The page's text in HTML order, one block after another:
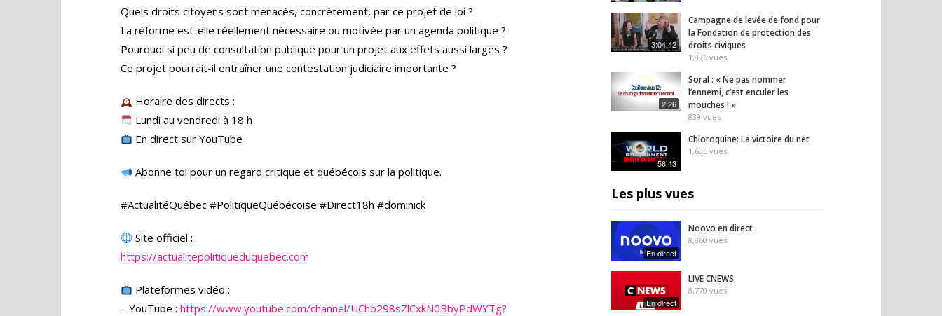
Quels droits citoyens sont menacés, concrètement, par ce projet de loi ?
La réforme est-elle réellement nécessaire ou motivée par un agenda politique ?
Pourquoi si peu de consultation publique pour un projet aux effets aussi larges ?
Ce projet pourrait-il entraîner une contestation judiciaire importante ?
Horaire des directs :
Lundi au vendredi à 18 h
En direct sur YouTube
Abonne toi pour un regard critique et québécois sur la politique.
#ActualitéQuébec #PolitiqueQuébécoise #Direct18h #dominick
Site officiel :
https://actualitepolitiqueduquebec.com
Plateformes vidéo :
– YouTube : https://www.youtube.com/channel/UChb298sZlCxkN0BbyPdWYTg?
3:04:42
Campagne de levée de fond pour
la Fondation de protection des
droits civiques
1,876 vues
2:26
Soral : « Ne pas nommer
l’ennemi, c’est enculer les
mouches ! »
839 vues
56:43
Chloroquine: La victoire du net
1,605 vues
Les plus vues
En direct
Noovo en direct
8,860 vues
En direct
LIVE CNEWS
8,770 vues